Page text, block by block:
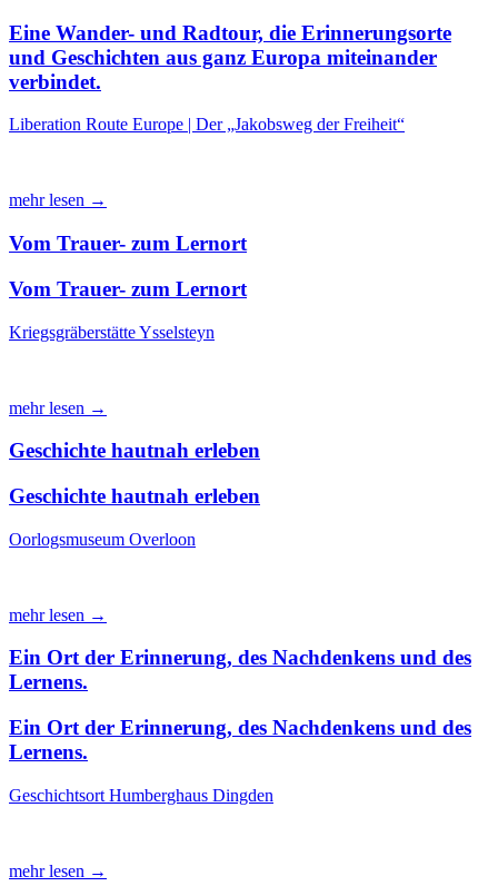
Eine Wander- und Radtour, die Erinnerungsorte
und Geschichten aus ganz Europa miteinander
verbindet.
Liberation Route Europe | Der „Jakobsweg der Freiheit“
mehr lesen →
Vom Trauer- zum Lernort
Vom Trauer- zum Lernort
Kriegsgräberstätte Ysselsteyn
mehr lesen →
Geschichte hautnah erleben
Geschichte hautnah erleben
Oorlogsmuseum Overloon
mehr lesen →
Ein Ort der Erinnerung, des Nachdenkens und des
Lernens.
Ein Ort der Erinnerung, des Nachdenkens und des
Lernens.
Geschichtsort Humberghaus Dingden
mehr lesen →